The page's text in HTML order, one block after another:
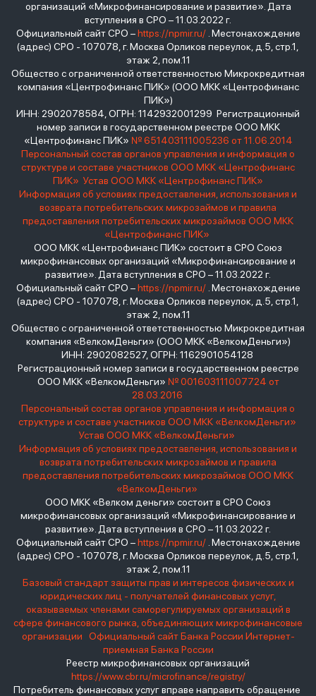
организаций «Микрофинансирование и развитие». Дата
вступления в СРО – 11.03.2022 г.
Официальный сайт СРО –https://npmir.ru/. Местонахождение
(адрес) СРО - 107078, г. Москва Орликов переулок, д.5, стр.1,
этаж 2, пом.11
Общество с ограниченной ответственностью Микрокредитная
компания «Центрофинанс ПИК» (ООО МКК «Центрофинанс
ПИК»)
ИНН: 2902078584, ОГРН: 1142932001299 Регистрационный
номер записи в государственном реестре ООО МКК
«Центрофинанс ПИК» № 651403111005236 от 11.06.2014
Персональный состав органов управления и информация о
структуре и составе участников ООО МКК «Центрофинанс
ПИК» Устав ООО МКК «Центрофинанс ПИК»
Информация об условиях предоставления, использования и
возврата потребительских микрозаймов и правила
предоставления потребительских микрозаймов ООО МКК
«Центрофинанс ПИК»
ООО МКК «Центрофинанс ПИК» состоит в СРО Союз
микрофинансовых организаций «Микрофинансирование и
развитие». Дата вступления в СРО – 11.03.2022 г.
Официальный сайт СРО –https://npmir.ru/. Местонахождение
(адрес) СРО - 107078, г. Москва Орликов переулок, д.5, стр.1,
этаж 2, пом.11
Общество с ограниченной ответственностью Микрокредитная
компания «ВелкомДеньги» (ООО МКК «ВелкомДеньги»)
ИНН: 2902082527, ОГРН: 1162901054128
Регистрационный номер записи в государственном реестре
ООО МКК «ВелкомДеньги» № 001603111007724 от
28.03.2016
Персональный состав органов управления и информация о
структуре и составе участников ООО МКК «ВелкомДеньги»
Устав ООО МКК «ВелкомДеньги»
Информация об условиях предоставления, использования и
возврата потребительских микрозаймов и правила
предоставления потребительских микрозаймов ООО МКК
«ВелкомДеньги»
ООО МКК «Велком деньги» состоит в СРО Союз
микрофинансовых организаций «Микрофинансирование и
развитие». Дата вступления в СРО – 11.03.2022 г.
Официальный сайт СРО –https://npmir.ru/. Местонахождение
(адрес) СРО - 107078, г. Москва Орликов переулок, д.5, стр.1,
этаж 2, пом.11
Базовый стандарт защиты прав и интересов физических и
юридических лиц - получателей финансовых услуг,
оказываемых членами саморегулируемых организаций в
сфере финансового рынка, объединяющих микрофинансовые
организации
Официальный сайт Банка России Интернет-
приемная Банка России
Реестр микрофинансовых организаций
https://www.cbr.ru/microfinance/registry/
Потребитель финансовых услуг вправе направить обращение